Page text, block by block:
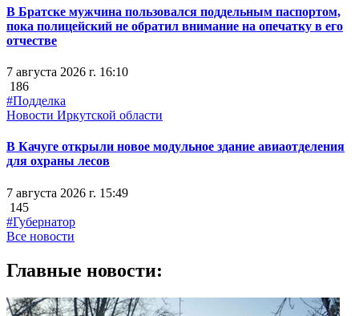
В Братске мужчина пользовался поддельным паспортом,
пока полицейский не обратил внимание на опечатку в его
отчестве
7 августа 2026 г. 16:10
186
#Подделка
Новости Иркутской области
В Качуге открыли новое модульное здание авиаотделения
для охраны лесов
7 августа 2026 г. 15:49
145
#Губернатор
Все новости
Главные новости: